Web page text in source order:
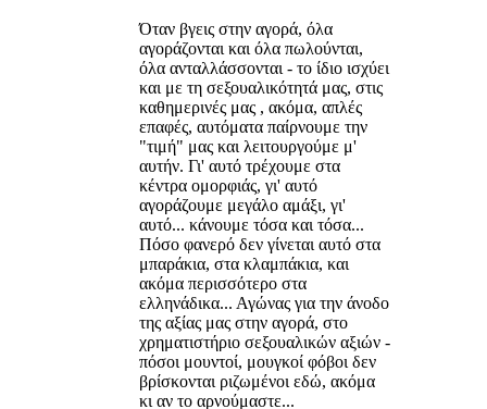
Όταν βγεις στην αγορά, όλα
αγοράζονται και όλα πωλούνται,
όλα ανταλλάσσονται - το ίδιο ισχύει
και με τη σεξουαλικότητά μας, στις
καθημερινές μας , ακόμα, απλές
επαφές, αυτόματα παίρνουμε την
"τιμή" μας και λειτουργούμε μ'
αυτήν. Γι' αυτό τρέχουμε στα
κέντρα ομορφιάς, γι' αυτό
αγοράζουμε μεγάλο αμάξι, γι'
αυτό... κάνουμε τόσα και τόσα...
Πόσο φανερό δεν γίνεται αυτό στα
μπαράκια, στα κλαμπάκια, και
ακόμα περισσότερο στα
ελληνάδικα... Αγώνας για την άνοδο
της αξίας μας στην αγορά, στο
χρηματιστήριο σεξουαλικών αξιών -
πόσοι μουντοί, μουγκοί φόβοι δεν
βρίσκονται ριζωμένοι εδώ, ακόμα
κι αν το αρνούμαστε...